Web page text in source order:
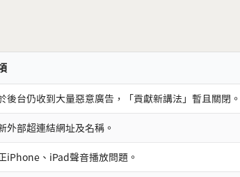
後台仍收到大量惡意廣告，「貢獻新講法」暫且關閉。
外部超連結網址及名稱。
iPhone、iPad聲音播放問題。